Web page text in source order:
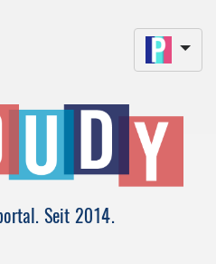
Seit 2014.